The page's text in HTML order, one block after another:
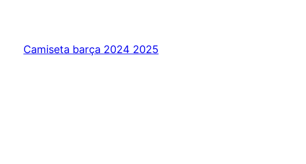
contenido
Camiseta barça 2024 2025